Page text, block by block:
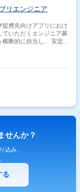
リエンジニア
携先向けアプリにおけ
いただくエンジニア募
断的に担当し、 安定
先向けネット銀行ア
せんか？
込み、
る